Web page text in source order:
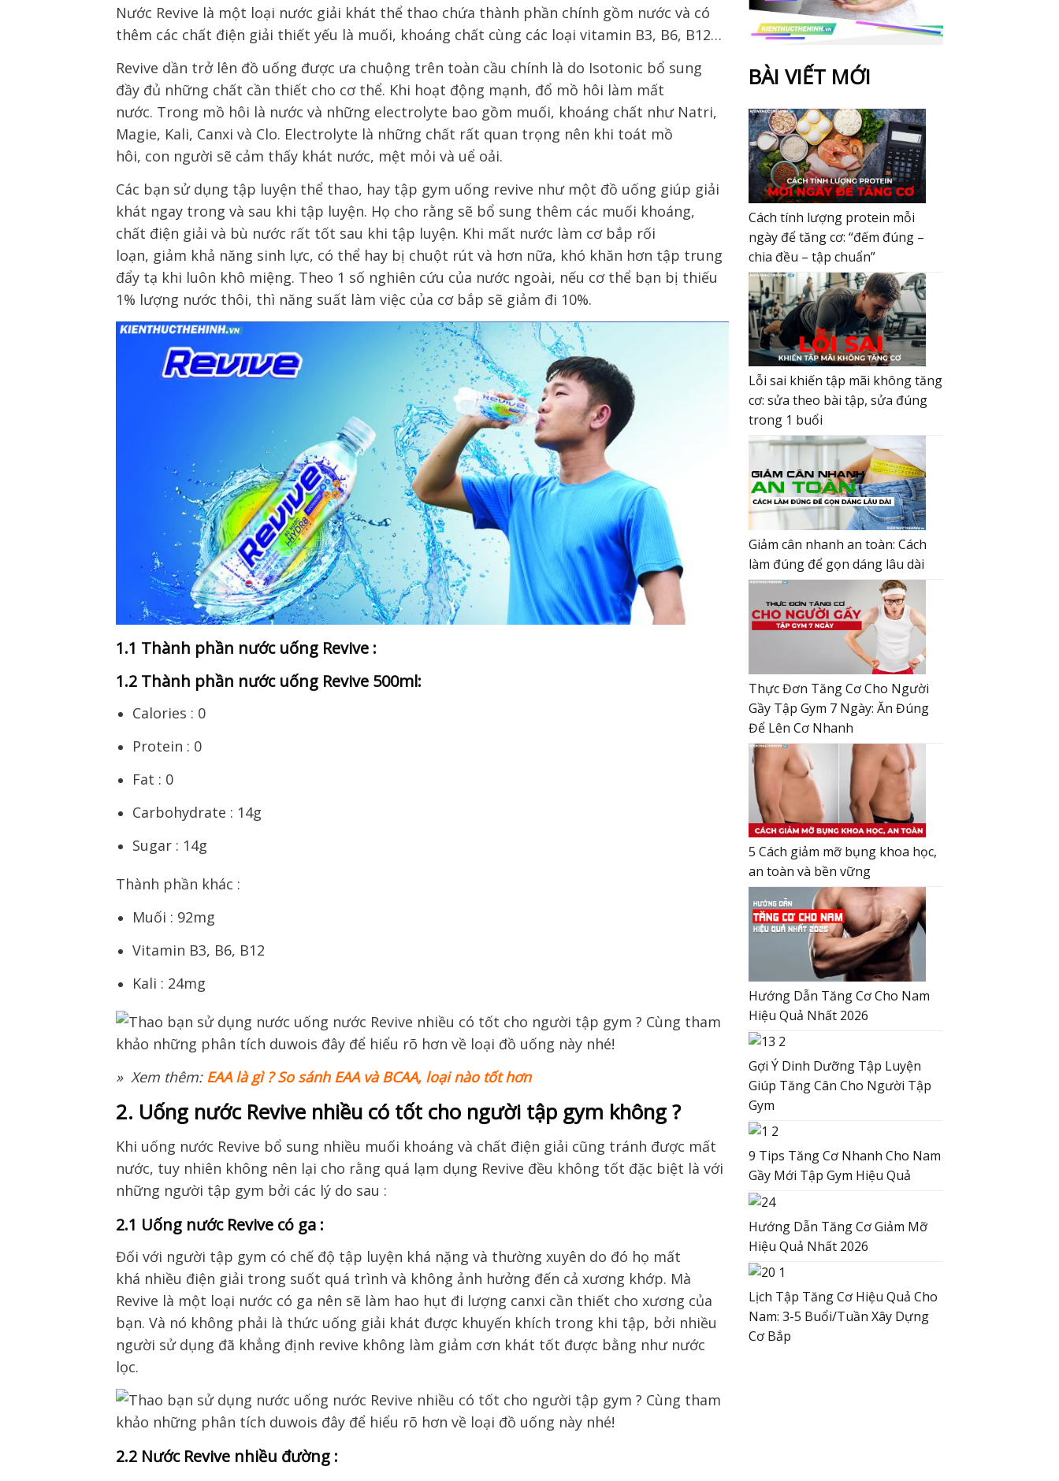
Nước Revive là một loại nước giải khát thể thao chứa thành phần chính gồm nước và có
thêm các chất điện giải thiết yếu là muối, khoáng chất cùng các loại vitamin B3, B6, B12…
Revive dần trở lên đồ uống được ưa chuộng trên toàn cầu chính là do Isotonic bổ sung
đầy đủ những chất cần thiết cho cơ thể. Khi hoạt động mạnh, đổ mồ hôi làm mất
nước. Trong mồ hôi là nước và những electrolyte bao gồm muối, khoáng chất như Natri,
Magie, Kali, Canxi và Clo. Electrolyte là những chất rất quan trọng nên khi toát mồ
hôi, con người sẽ cảm thấy khát nước, mệt mỏi và uể oải.
Các bạn sử dụng tập luyện thể thao, hay tập gym uống revive như một đồ uống giúp giải
khát ngay trong và sau khi tập luyện. Họ cho rằng sẽ bổ sung thêm các muối khoáng,
chất điện giải và bù nước rất tốt sau khi tập luyện. Khi mất nước làm cơ bắp rối
loạn, giảm khả năng sinh lực, có thể hay bị chuột rút và hơn nữa, khó khăn hơn tập trung
đẩy tạ khi luôn khô miệng. Theo 1 số nghiên cứu của nước ngoài, nếu cơ thể bạn bị thiếu
1% lượng nước thôi, thì năng suất làm việc của cơ bắp sẽ giảm đi 10%.
1.1 Thành phần nước uống Revive :
1.2 Thành phần nước uống Revive 500ml:
Calories : 0
Protein : 0
Fat : 0
Carbohydrate : 14g
Sugar : 14g
Thành phần khác :
Muối : 92mg
Vitamin B3, B6, B12
Kali : 24mg
» Xem thêm: EAA là gì ? So sánh EAA và BCAA, loại nào tốt hơn
2. Uống nước Revive nhiều có tốt cho người tập gym không ?
Khi uống nước Revive bổ sung nhiều muối khoáng và chất điện giải cũng tránh được mất
nước, tuy nhiên không nên lại cho rằng quá lạm dụng Revive đều không tốt đặc biệt là với
những người tập gym bởi các lý do sau :
2.1 Uống nước Revive có ga :
Đối với người tập gym có chế độ tập luyện khá nặng và thường xuyên do đó họ mất
khá nhiều điện giải trong suốt quá trình và không ảnh hưởng đến cả xương khớp. Mà
Revive là một loại nước có ga nên sẽ làm hao hụt đi lượng canxi cần thiết cho xương của
bạn. Và nó không phải là thức uống giải khát được khuyến khích trong khi tập, bởi nhiều
người sử dụng đã khẳng định revive không làm giảm cơn khát tốt được bằng như nước
lọc.
2.2 Nước Revive nhiều đường :
BÀI VIẾT MỚI
Cách tính lượng protein mỗi
ngày để tăng cơ: “đếm đúng –
chia đều – tập chuẩn”
Lỗi sai khiến tập mãi không tăng
cơ: sửa theo bài tập, sửa đúng
trong 1 buổi
Giảm cân nhanh an toàn: Cách
làm đúng để gọn dáng lâu dài
Thực Đơn Tăng Cơ Cho Người
Gầy Tập Gym 7 Ngày: Ăn Đúng
Để Lên Cơ Nhanh
5 Cách giảm mỡ bụng khoa học,
an toàn và bền vững
Hướng Dẫn Tăng Cơ Cho Nam
Hiệu Quả Nhất 2026
Gợi Ý Dinh Dưỡng Tập Luyện
Giúp Tăng Cân Cho Người Tập
Gym
9 Tips Tăng Cơ Nhanh Cho Nam
Gầy Mới Tập Gym Hiệu Quả
Hướng Dẫn Tăng Cơ Giảm Mỡ
Hiệu Quả Nhất 2026
Lịch Tập Tăng Cơ Hiệu Quả Cho
Nam: 3-5 Buổi/Tuần Xây Dựng
Cơ Bắp